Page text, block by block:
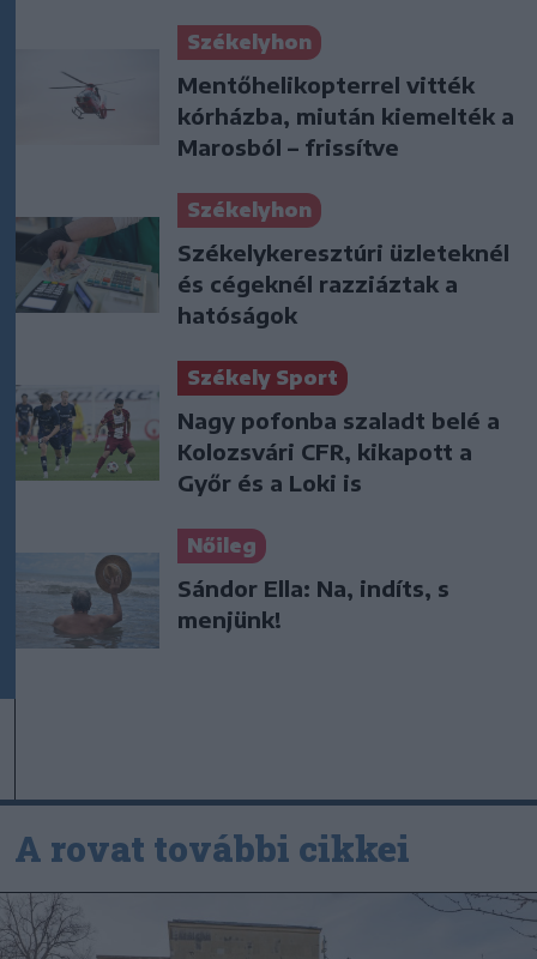
Székelyhon
Mentőhelikopterrel vitték
kórházba, miután kiemelték a
Marosból – frissítve
Székelyhon
Székelykeresztúri üzleteknél
és cégeknél razziáztak a
hatóságok
Székely Sport
Nagy pofonba szaladt belé a
Kolozsvári CFR, kikapott a
Győr és a Loki is
Nőileg
Sándor Ella: Na, indíts, s
menjünk!
A rovat további cikkei